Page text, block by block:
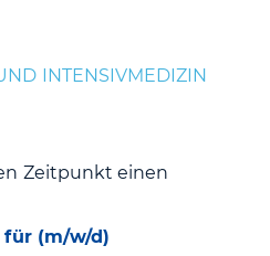
INTENSIVMEDIZIN
Zeitpunkt einen
für (m/w/d)